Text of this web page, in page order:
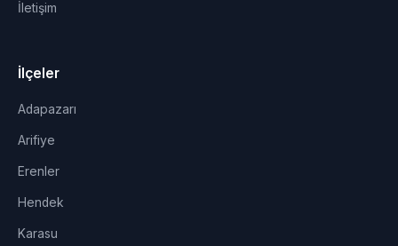
İletişim
İlçeler
Adapazarı
Arifiye
Erenler
Hendek
Karasu